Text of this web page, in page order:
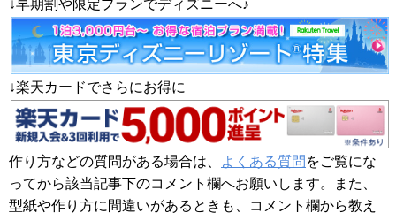
↓早期割や限定プランでディズニーへ♪
↓楽天カードでさらにお得に
作り方などの質問がある場合は、 よくある質問をご覧にな
ってから該当記事下のコメント欄へお願いします。また、
型紙や作り方に間違いがあるときも、コメント欄から教え